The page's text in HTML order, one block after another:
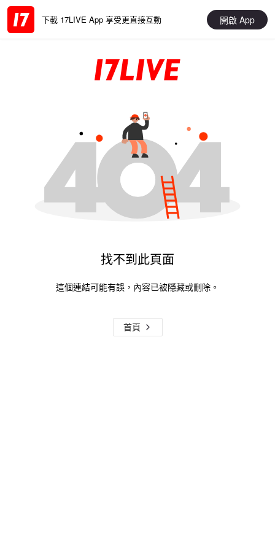
下載 17LIVE App 享受更直接互動 開啟 App
找不到此頁面
這個連結可能有誤，內容已被隱藏或刪除。
首頁